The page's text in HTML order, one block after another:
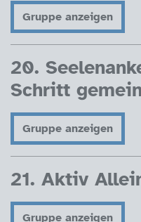
Gruppe anzeigen
20.
Schritt
Gruppe anzeigen
21. Aktiv
Gruppe anzeigen